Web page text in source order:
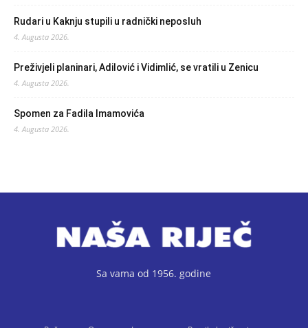
Rudari u Kaknju stupili u radnički neposluh
4. Augusta 2026.
Preživjeli planinari, Adilović i Vidimlić, se vratili u Zenicu
4. Augusta 2026.
Spomen za Fadila Imamovića
4. Augusta 2026.
Sa vama od 1956. godine